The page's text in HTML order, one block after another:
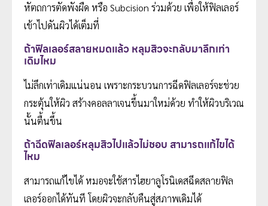
หัตถการตัดพังผืด หรือ Subcision ร่วมด้วย เพื่อให้ฟิลเลอร์
เข้าไปดันผิวได้เต็มที่
ถ้าฟิลเลอร์สลายหมดแล้ว หลุมสิวจะกลับมาลึกเท่า
เดิมไหม
ไม่ลึกเท่าเดิมแน่นอน เพราะกระบวนการฉีดฟิลเลอร์จะช่วย
กระตุ้นให้ผิว สร้างคอลลาเจนขึ้นมาใหม่ด้วย ทำให้ผิวบริเวณ
นั้นตื้นขึ้น
ถ้าฉีดฟิลเลอร์หลุมสิวไปแล้วไม่ชอบ สามารถแก้ไขได้
ไหม
สามารถแก้ไขได้ หมอจะใช้สารไฮยาลูโรนิเดสฉีดสลายฟิล
เลอร์ออกได้ทันที โดยผิวจะกลับคืนสู่สภาพเดิมได้